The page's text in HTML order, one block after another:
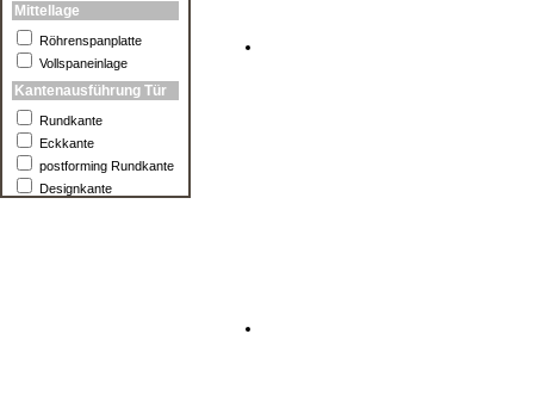
Mittellage
Röhrenspanplatte
Vollspaneinlage
Kantenausführung Tür
Rundkante
Eckkante
postforming Rundkante
Designkante